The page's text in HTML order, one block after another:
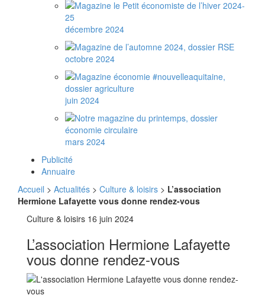
décembre 2024
octobre 2024
juin 2024
mars 2024
Publicité
Annuaire
Accueil > Actualités > Culture & loisirs > L’association
Hermione Lafayette vous donne rendez-vous
Culture & loisirs 16 juin 2024
L’association Hermione Lafayette
vous donne rendez-vous